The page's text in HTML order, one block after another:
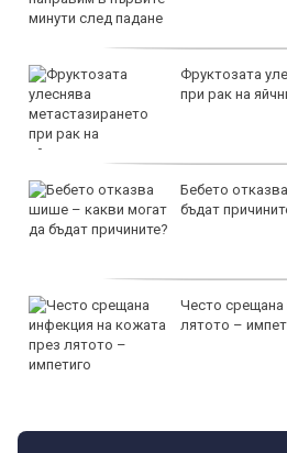
Фруктозата
при рак на
Бебето
бъдат
Често срещана
лятото –